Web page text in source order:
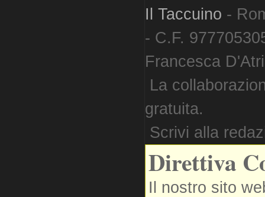
Il Taccuino -
- C.F.
Francesca
La
gratuita.
Scrivi alla
Direttiva
Il nostro sito